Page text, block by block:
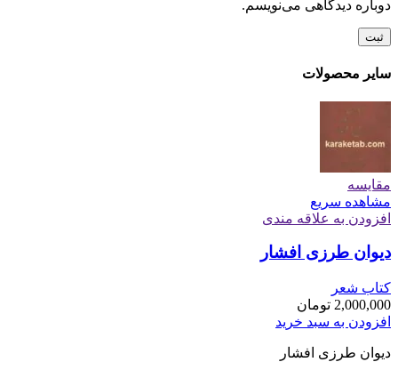
دوباره دیدگاهی می‌نویسم.
سایر محصولات
مقایسه
مشاهده سریع
افزودن به علاقه مندی
دیوان طرزی افشار
کتاب شعر
2,000,000 تومان
افزودن به سبد خرید
دیوان طرزی افشار